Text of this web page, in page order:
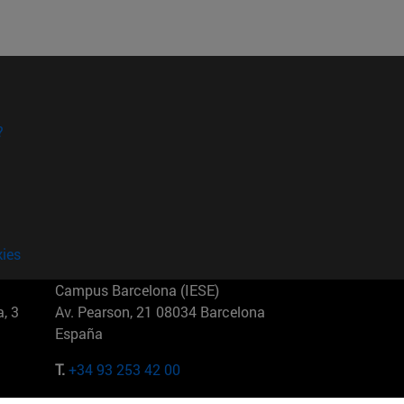
3
Campus Barcelona (IESE)
Av. Pearson, 21 08034 Barcelona
España
T.+34 93 253 42 00